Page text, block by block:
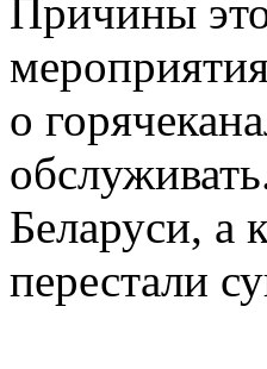
Причины
о
Беларуси, а
перестали